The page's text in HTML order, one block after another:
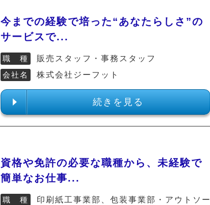
今までの経験で培った“あなたらしさ”の
サービスで...
職 種
販売スタッフ・事務スタッフ
会社名
株式会社ジーフット
続きを見る
資格や免許の必要な職種から、未経験で
簡単なお仕事...
職 種
印刷紙工事業部、包装事業部・アウトソー